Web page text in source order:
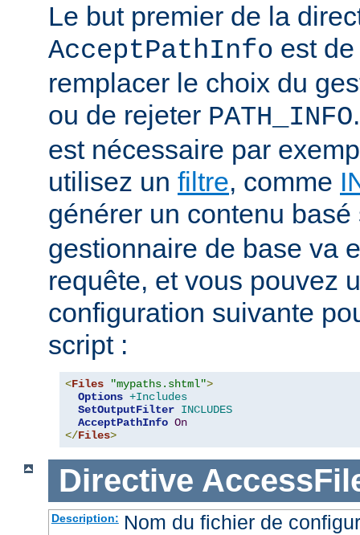
Le but premier de la
AcceptPathInfo est
remplacer le choix du
ou de rejeter PATH_INFO
est nécessaire par
utilisez un filtre, comme
générer un contenu
gestionnaire de base va
requête, et vous pouvez
configuration suivante
script :
<Files "mypaths.shtml">
Options +Includes
SetOutputFilter INCLUDES
AcceptPathInfo On
</Files>
Directive
Description: Nom du fichier de